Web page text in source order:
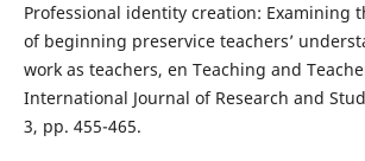
Professional identity creation: Examining
of beginning preservice teachers’
work as teachers, en Teaching and
International Journal of Research and
3, pp. 455-465.